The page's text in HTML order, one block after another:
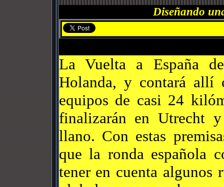
Diseñando
La Vuelta a España
Holanda, y contará allí
equipos de casi 24
finalizarán en Utrecht
llano. Con estas
que la ronda española
tener en cuenta algunos